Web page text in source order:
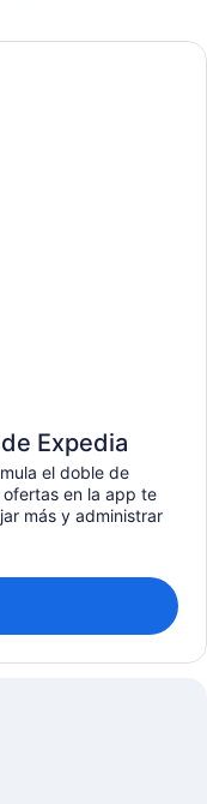
Expedia
el doble de
en la app te
más y administrar